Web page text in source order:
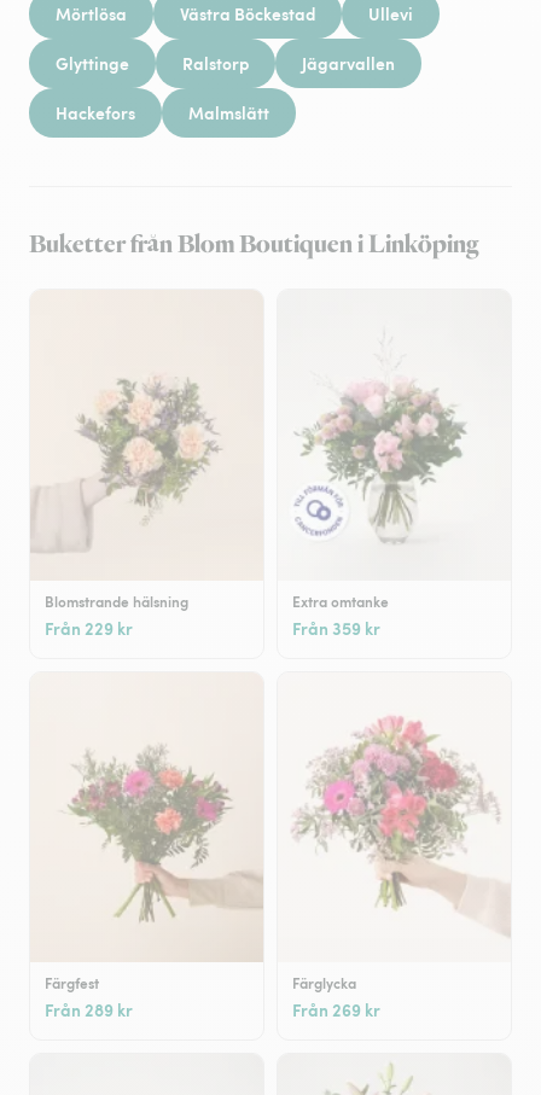
Mörtlösa Västra Böckestad Ullevi
Glyttinge Ralstorp Jägarvallen
Hackefors Malmslätt
Buketter från Blom Boutiquen i Linköping
Blomstrande hälsning
Från 229 kr
Extra omtanke
Från 359 kr
Färgfest
Från 289 kr
Färglycka
Från 269 kr